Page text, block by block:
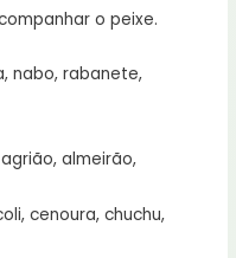
o peixe.
nabo, rabanete,
almeirão,
cenoura, chuchu,